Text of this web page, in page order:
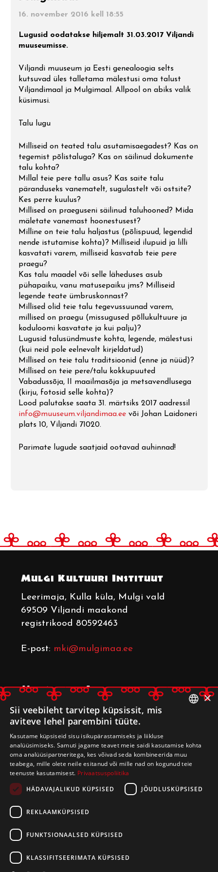
16. november 2016 kell 18:55
Lugusid oodatakse hiljemalt 31.03.2017 Viljandi
muuseumisse.
Viljandi muuseum ja Eesti genealoogia selts
kutsuvad üles talletama mälestusi oma talust
Viljandimaal ja Mulgimaal. Allpool on abiks valik
küsimusi.
Talu lugu
Milliseid on teated talu asutamisaegadest? Kas on
tegemist põlistaluga? Kas on säilinud dokumente
talu kohta?
Millal teie pere tallu asus? Kas saite talu
päranduseks vanematelt, sugulastelt või ostsite?
Kes perre kuulus?
Millised on praeguseni säilinud taluhooned? Mida
mäletate vanemast hoonestusest?
Milline on teie talu haljastus (põlispuud, legendid
nende istutamise kohta)? Milliseid ilupuid ja lilli
kasvatati varem, milliseid kasvatab teie pere
praegu?
Kas talu maadel või selle läheduses asub
pühapaiku, vanu matusepaiku jms? Milliseid
legende teate ümbruskonnast?
Millised olid teie talu tegevussuunad varem,
millised on praegu (missugused põllukultuure ja
koduloomi kasvatate ja kui palju)?
Lugusid talusündmuste kohta, legende, mälestusi
(kui neid pole eelnevalt kirjeldatud)
Millised on teie talu traditsioonid (enne ja nüüd)?
Millised on teie pere/talu kokkupuuted
Vabadussõja, II maailmasõja ja metsavendlusega
(kirju, fotosid selle kohta)?
Lood palutakse saata 31. märtsiks 2017 aadressil
info@muuseum.viljandimaa.eevõi Johan Laidoneri
plats 10, Viljandi 71020.
Parimate lugude saatjaid ootavad auhinnad!
Mulgi Kultuuri Instituut
Leerimaja, Kulla küla, Mulgi vald
69509 Viljandi maakond
registrikood 80592463
E-post: mki@mulgimaa.ee
Mulgimaa Arenduskoda
Leerimaja , Kulla küla, Mulgi vald
69509 Viljandi maakond
registrikood 80233014
E-post:arenduskoda@mulgimaa.ee
Mulgi Söögi Festival
Mulgimaa peremäng
Mulgi Mälumäng
Mulgi tooted. Mulgi toit. Tehtud
Mulgimaal!
Teekonnad
V Lilli – Karksi – Kärstna – Riidaja –
VI Õisu sepikoda – Õisu mõis –
Abja-Paluoja – Penuja
VII Mulgimaa puuskulptuurid
VIII Liivimaa Jakobitee
IX Via Livonica väike ring
X Helisev Via Livonica
XI Kitzbergi radadel
Linnad ja alevid
Top 20 Mulgimaal
Temaatilisi uurimistöid
Arhitektuur
Rahvaluule ja pärimus
Mulgi kirjandus ja muusika
Mulgikeelne ajaleht
Mulgikeelne Täheke
Mulkide Almanak
×
Sii veebileht tarvitep küpsissit, mis
aviteve lehel parembini tüüte.
Kasutame küpsiseid sisu isikupärastamiseks ja liikluse
analüüsimiseks. Samuti jagame teavet meie saidi kasutamise kohta
oma analüüsipartneritega, kes võivad seda kombineerida muu
teabega, mille olete neile esitanud või mille nad on kogunud teie
teenuste kasutamisest. Privaatsuspoliitika
HÄDAVAJALIKUD KÜPSISED
JÕUDLUSKÜPSISED
REKLAAMKÜPSISED
FUNKTSIONAALSED KÜPSISED
KLASSIFITSEERIMATA KÜPSISED